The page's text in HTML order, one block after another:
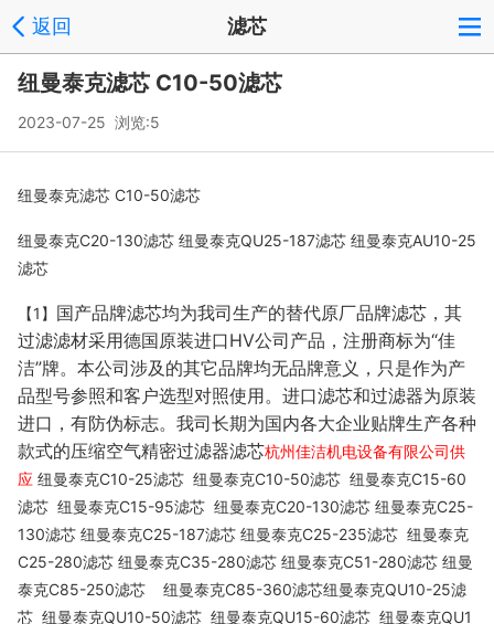
返回 滤芯
纽曼泰克滤芯 C10-50滤芯
2023-07-25 浏览:5
纽曼泰克滤芯 C10-50滤芯
纽曼泰克C20-130滤芯 纽曼泰克QU25-187滤芯 纽曼泰克AU10-25
滤芯
【1】 国产品牌滤芯均为我司生产的替代原厂品牌滤芯，其
过滤滤材采用德国原装进口HV公司产品，注册商标为“佳
洁”牌。本公司涉及的其它品牌均无品牌意义，只是作为产
品型号参照和客户选型对照使用。进口滤芯和过滤器为原装
进口，有防伪标志。我司长期为国内各大企业贴牌生产各种
款式的压缩空气精密过滤器滤芯杭州佳洁机电设备有限公司供
应 纽曼泰克C10-25滤芯 纽曼泰克C10-50滤芯 纽曼泰克C15-60
滤芯 纽曼泰克C15-95滤芯 纽曼泰克C20-130滤芯 纽曼泰克C25-
130滤芯 纽曼泰克C25-187滤芯 纽曼泰克C25-235滤芯 纽曼泰克
C25-280滤芯 纽曼泰克C35-280滤芯 纽曼泰克C51-280滤芯 纽曼
泰克C85-250滤芯 纽曼泰克C85-360滤芯纽曼泰克QU10-25滤
芯 纽曼泰克QU10-50滤芯 纽曼泰克QU15-60滤芯 纽曼泰克QU1